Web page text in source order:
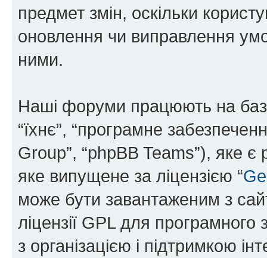
предмет змін, оскільки
оновлення чи виправлення
ними.
Наші форуми працюють на
“їхнє”, “програмне
Group”, “phpBB Teams”), яке
яке випущене за ліцензією “
може бути завантаженим з
ліцензії GPL для
з організацією і підтримкою